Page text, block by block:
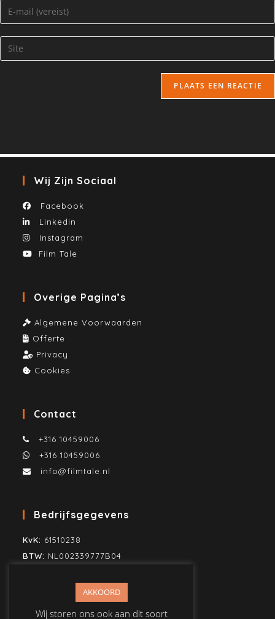
Wij Zijn Sociaal
Facebook
Linkedin
Instagram
Film Tale
Overige Pagina’s
Algemene Voorwaarden
Offerte
Privacy
Cookies
Contact
+316 10459006
+316 10459006
info@filmtale.nl
Bedrijfsgegevens
KvK: 61510238
BTW: NL002339777B04
NL80KNAB0259860883
T.n.v. Mike Jonker Media
AKKOORD
Wij storen ons ook aan dit soort